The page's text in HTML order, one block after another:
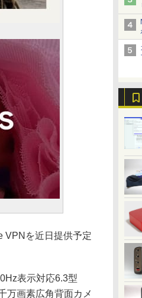
VPNを近日提供予定
表示対応6.3型
万画素広角背面カメ